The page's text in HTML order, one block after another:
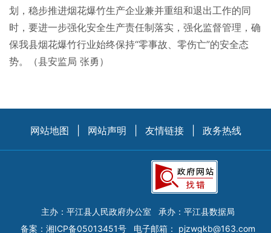
划，稳步推进烟花爆竹生产企业兼并重组和退出工作的同
时，要进一步强化安全生产责任制落实，强化监督管理，确
保我县烟花爆竹行业始终保持“零事故、零伤亡”的安全态
势。（县安监局 张勇）
网站地图 网站声明 友情链接 政务热线
主办：平江县人民政府办公室
承办：平江县数据局
备案： 湘ICP备05013451号 电子邮箱： pjzwgkb@163.com